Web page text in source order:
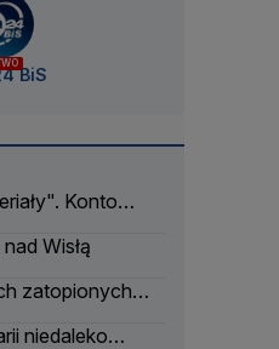
BiS
Konto
Wisłą
zatopionych
niedaleko